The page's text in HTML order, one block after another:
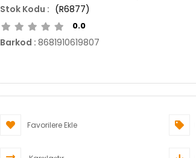
(R6877)
0.0
Barkod : 8681910619807
Favorilere Ekle